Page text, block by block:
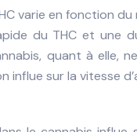
varie en fonction du
du THC et une
quant à elle,
influe sur la vitesse